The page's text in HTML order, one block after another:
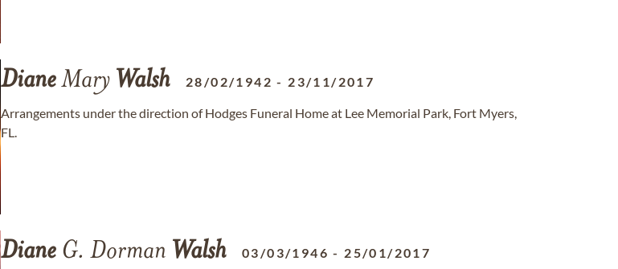
DianeMary Walsh 28/02/1942 - 23/11/2017
Arrangements under the direction of Hodges Funeral Home at Lee Memorial Park, Fort Myers,
FL.
Diane G. Dorman Walsh 03/03/1946 - 25/01/2017